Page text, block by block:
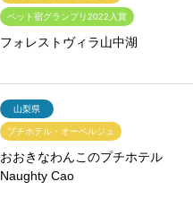
ペット宿グランプリ2022入賞
フォレストヴィラ山中湖
山梨県
プチホテル・オーベルジュ
おおきなわんこのプチホテル
Naughty Cao